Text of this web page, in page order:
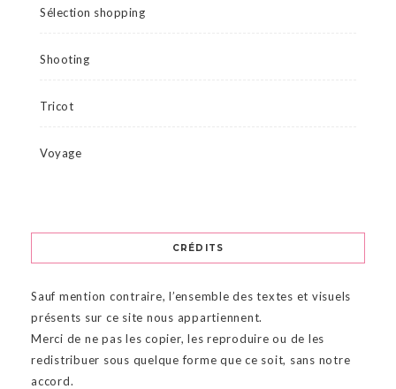
Sélection shopping
Shooting
Tricot
Voyage
CRÉDITS
Sauf mention contraire, l’ensemble des textes et visuels
présents sur ce site nous appartiennent.
Merci de ne pas les copier, les reproduire ou de les
redistribuer sous quelque forme que ce soit, sans notre
accord.